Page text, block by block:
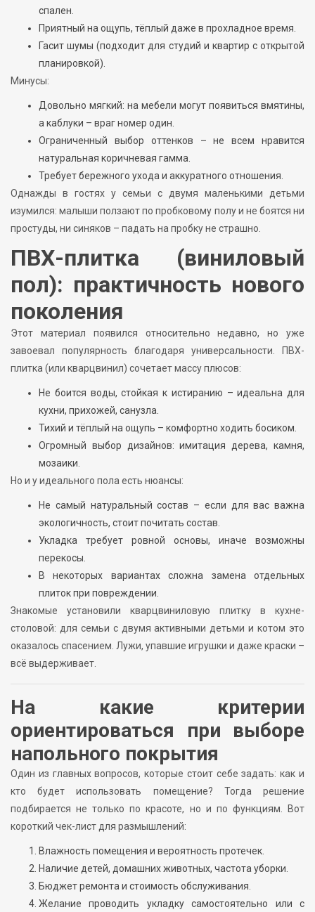
спален.
Приятный на ощупь, тёплый даже в прохладное время.
Гасит шумы (подходит для студий и квартир с открытой
планировкой).
Минусы:
Довольно мягкий: на мебели могут появиться вмятины,
а каблуки – враг номер один.
Ограниченный выбор оттенков – не всем нравится
натуральная коричневая гамма.
Требует бережного ухода и аккуратного отношения.
Однажды в гостях у семьи с двумя маленькими детьми
изумился: малыши ползают по пробковому полу и не боятся ни
простуды, ни синяков – падать на пробку не страшно.
ПВХ-плитка (виниловый
пол): практичность нового
поколения
Этот материал появился относительно недавно, но уже
завоевал популярность благодаря универсальности. ПВХ-
плитка (или кварцвинил) сочетает массу плюсов:
Не боится воды, стойкая к истиранию – идеальна для
кухни, прихожей, санузла.
Тихий и тёплый на ощупь – комфортно ходить босиком.
Огромный выбор дизайнов: имитация дерева, камня,
мозаики.
Но и у идеального пола есть нюансы:
Не самый натуральный состав – если для вас важна
экологичность, стоит почитать состав.
Укладка требует ровной основы, иначе возможны
перекосы.
В некоторых вариантах сложна замена отдельных
плиток при повреждении.
Знакомые установили кварцвиниловую плитку в кухне-
столовой: для семьи с двумя активными детьми и котом это
оказалось спасением. Лужи, упавшие игрушки и даже краски –
всё выдерживает.
На какие критерии
ориентироваться при выборе
напольного покрытия
Один из главных вопросов, которые стоит себе задать: как и
кто будет использовать помещение? Тогда решение
подбирается не только по красоте, но и по функциям. Вот
короткий чек-лист для размышлений:
Влажность помещения и вероятность протечек.
Наличие детей, домашних животных, частота уборки.
Бюджет ремонта и стоимость обслуживания.
Желание проводить укладку самостоятельно или с